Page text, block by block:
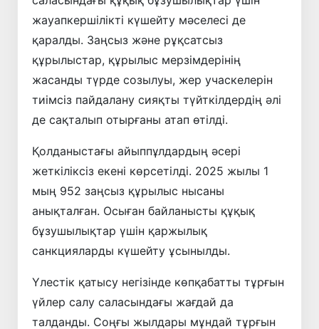
жауапкершілікті күшейту мәселесі де
қаралды. Заңсыз және рұқсатсыз
құрылыстар, құрылыс мерзімдерінің
жасанды түрде созылуы, жер учаскелерін
тиімсіз пайдалану сияқты түйткілдердің әлі
де сақталып отырғаны атап өтілді.
Қолданыстағы айыппұлдардың әсері
жеткіліксіз екені көрсетілді. 2025 жылы 1
мың 952 заңсыз құрылыс нысаны
анықталған. Осыған байланысты құқық
бұзушылықтар үшін қаржылық
санкцияларды күшейту ұсынылды.
Үлестік қатысу негізінде көпқабатты тұрғын
үйлер салу саласындағы жағдай да
талданды. Соңғы жылдары мұндай тұрғын